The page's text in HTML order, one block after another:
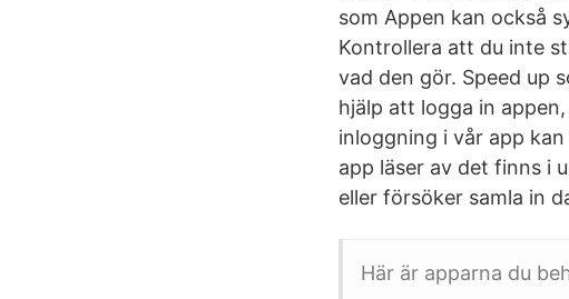
som Appen kan också
Kontrollera att du inte
vad den gör. Speed up
hjälp att logga in
inloggning i vår app
app läser av det finns i
eller försöker samla in
Här är apparna du